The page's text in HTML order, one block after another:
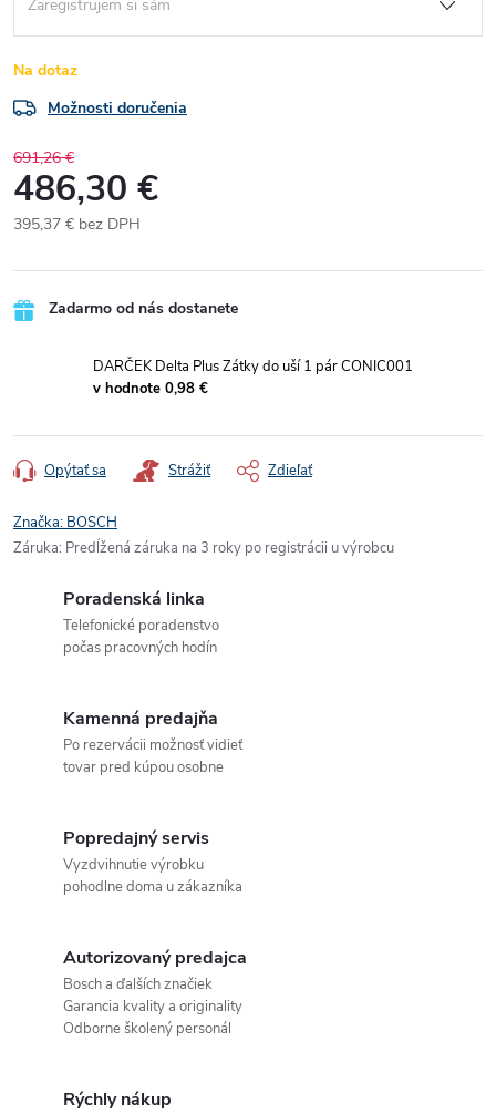
Na dotaz
Možnosti doručenia
691,26 €
486,30 €
395,37 € bez DPH
cena:
Zadarmo od nás dostanete
DARČEK Delta Plus Zátky do uší 1 pár CONIC001
v hodnote 0,98 €
Opýtať sa Strážiť Zdieľať
Značka: BOSCH
Záruka: Predĺžená záruka na 3 roky po registrácii u výrobcu
Poradenská linka
Telefonické poradenstvo
počas pracovných hodín
Kamenná predajňa
Po rezervácii možnosť vidieť
tovar pred kúpou osobne
Popredajný servis
Vyzdvihnutie výrobku
pohodlne doma u zákazníka
Autorizovaný predajca
Bosch a ďalších značiek
Garancia kvality a originality
Odborne školený personál
Rýchly nákup